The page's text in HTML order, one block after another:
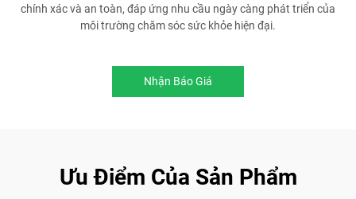
chính xác và an toàn, đáp ứng nhu cầu ngày càng phát triển của
môi trường chăm sóc sức khỏe hiện đại.
Nhận Báo Giá
Ưu Điểm Của Sản Phẩm